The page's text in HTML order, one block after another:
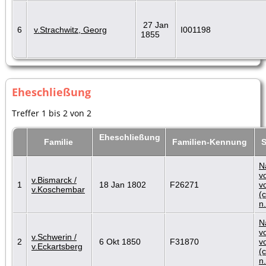
6 v.Strachwitz, Georg
27 Jan
1855
I001198
Eheschließung
Treffer 1 bis 2 von 2
Familie Eheschließung Familien-Kennung
1
v.Bismarck /
v.Koschembar
18 Jan 1802 F26271
2
v.Schwerin /
v.Eckartsberg
6 Okt 1850 F31870